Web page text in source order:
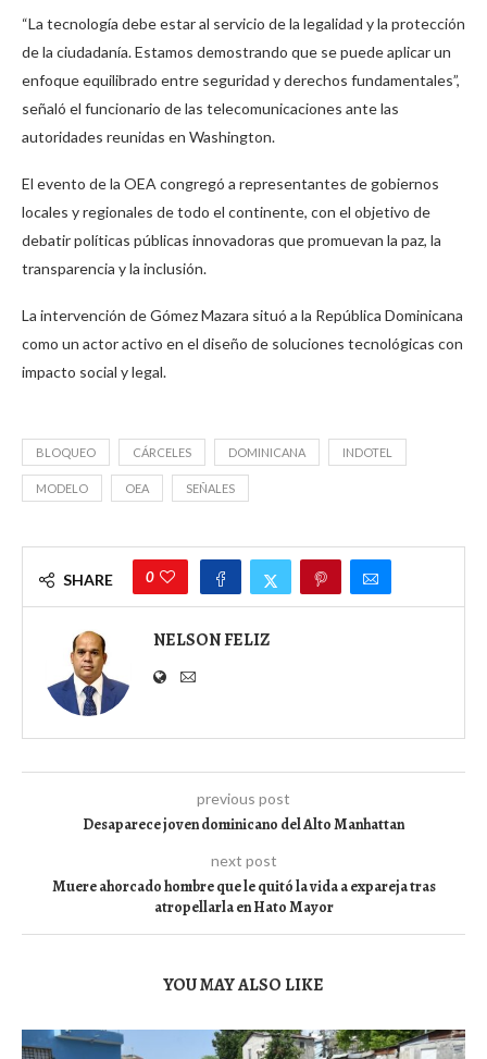
“La tecnología debe estar al servicio de la legalidad y la protección
de la ciudadanía. Estamos demostrando que se puede aplicar un
enfoque equilibrado entre seguridad y derechos fundamentales”,
señaló el funcionario de las telecomunicaciones ante las
autoridades reunidas en Washington.
El evento de la OEA congregó a representantes de gobiernos
locales y regionales de todo el continente, con el objetivo de
debatir políticas públicas innovadoras que promuevan la paz, la
transparencia y la inclusión.
La intervención de Gómez Mazara situó a la República Dominicana
como un actor activo en el diseño de soluciones tecnológicas con
impacto social y legal.
BLOQUEO CÁRCELES DOMINICANA INDOTEL
MODELO OEA SEÑALES
SHARE 0
NELSON FELIZ
previous post
Desaparece joven dominicano del Alto Manhattan
next post
Muere ahorcado hombre que le quitó la vida a expareja tras
atropellarla en Hato Mayor
YOU MAY ALSO LIKE